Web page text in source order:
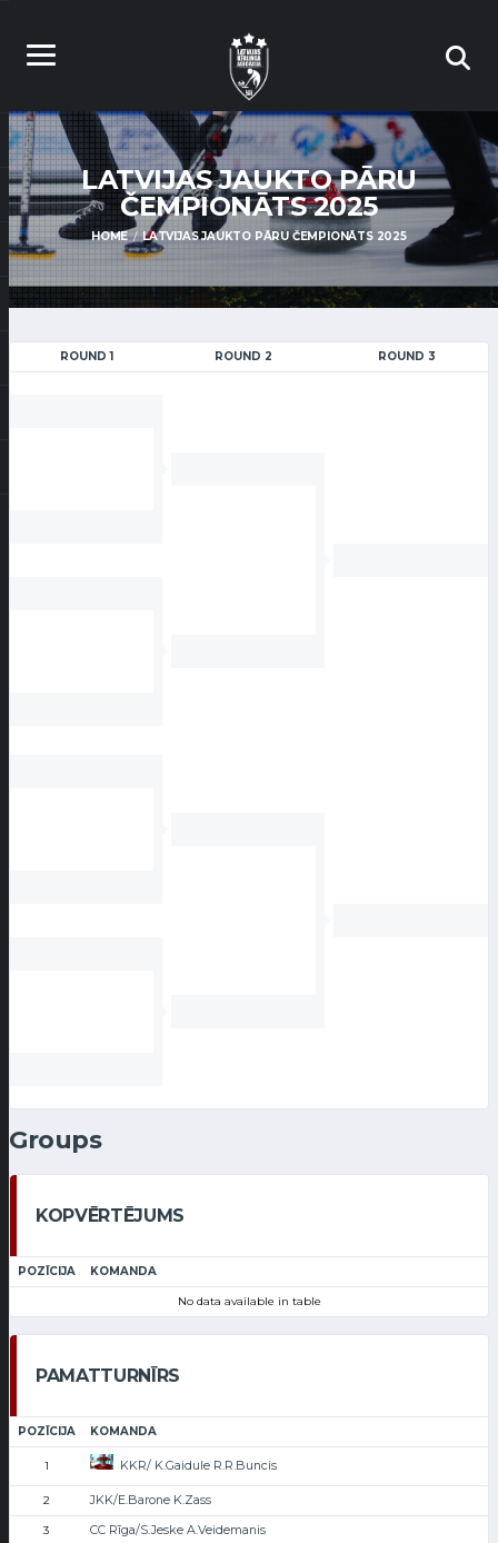
LATVIJAS JAUKTO PĀRU
ČEMPIONĀTS 2025
HOME LATVIJAS JAUKTO PĀRU ČEMPIONĀTS 2025
ROUND 1 ROUND 2 ROUND 3
Groups
KOPVĒRTĒJUMS
POZĪCIJA KOMANDA
No data available in table
PAMATTURNĪRS
POZĪCIJA KOMANDA
1 KKR/ K.Gaidule R.R.Buncis
2 JKK/E.Barone K.Zass
3 CC Rīga/S.Jeske A.Veidemanis